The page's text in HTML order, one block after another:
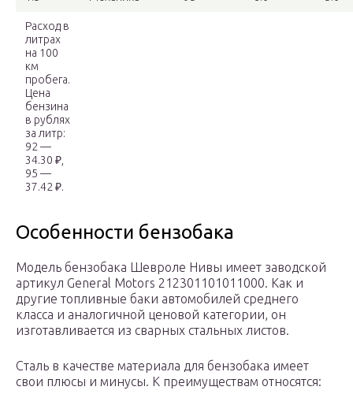
Расход в
литрах
на 100
км
пробега.
Цена
бензина
в рублях
за литр:
92 —
34.30 ₽,
95 —
37.42 ₽.
Особенности бензобака
Модель бензобака Шевроле Нивы имеет заводской
артикул General Motors 212301101011000. Как и
другие топливные баки автомобилей среднего
класса и аналогичной ценовой категории, он
изготавливается из сварных стальных листов.
Сталь в качестве материала для бензобака имеет
свои плюсы и минусы. К преимуществам относятся: